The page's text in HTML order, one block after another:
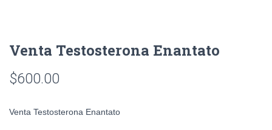
Venta Testosterona Enantato
$600.00
Venta Testosterona Enantato